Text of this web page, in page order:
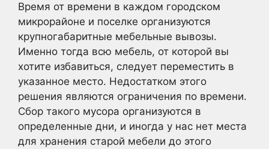
Время от времени в каждом городском
микрорайоне и поселке организуются
крупногабаритные мебельные вывозы.
Именно тогда всю мебель, от которой вы
хотите избавиться, следует переместить в
указанное место. Недостатком этого
решения являются ограничения по времени.
Сбор такого мусора организуются в
определенные дни, и иногда у нас нет места
для хранения старой мебели до этого